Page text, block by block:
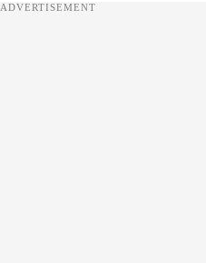
ADVERTISEMENT